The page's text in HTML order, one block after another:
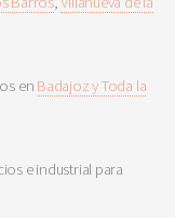
en Badajoz y Toda la
e industrial para